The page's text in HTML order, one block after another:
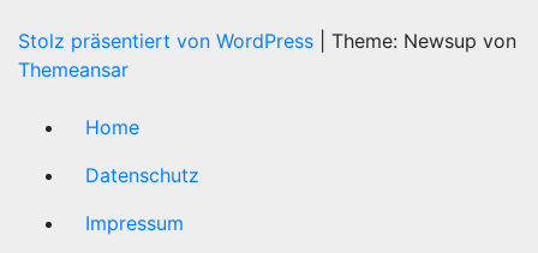
Stolz präsentiert von WordPress
Theme: Newsup von
Themeansar
Home
Datenschutz
Impressum